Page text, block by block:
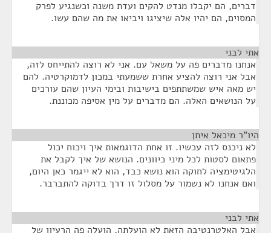
דברים, הם יקבלו מנדט להקים ועדת משנה וכשנגיע לפרק
המסוים, הם יהיו אלה שיציגו ויביאו את מה שהם עשו.
אתי לבני
אנחנו מדברים פה על משאל עם. אני לא רוצה להתייחס לזה,
אבל אני רוצה להציע אחרת ששמעתי במכון לדמוקרטיה. להם
יש מאה איש שמשתתפים בישיבות ובימי העיון שהם עורכים
על הנושאים האלה. הם מדברים על מין אסיפה מכוננת.
היו"ר מיכאל איתן
לא ניכנס לזה עכשיו. זו אחת הדוגמאות איך ויכוח יכול
פתאום לסטות לכל מיני כיוונים. הנושא של איך לקבל את
הלגיטימציה לחוקה הוא נושא כבד, הוא לא ייגמר כאן היום,
ואם אנחנו לא נשמור על מסלול זו דרך בדוקה להתברבר.
אתי לבני
אבל האלטרנטיבה הזאת לא הועלתה, הועלה פה הרעיון של